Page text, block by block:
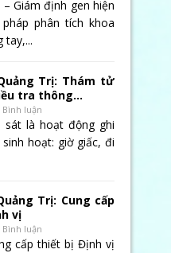
Giám định gen hiện
phân tích khoa
tay,...
Trị: Thám tử
tra thông...
Bình luận
sát là hoạt động ghi
hoạt: giờ giấc, đi
Trị: Cung cấp
vị
Bình luận
cấp thiết bị Định vị